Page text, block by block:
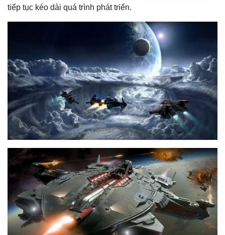
tiếp tục kéo dài quá trình phát triển.